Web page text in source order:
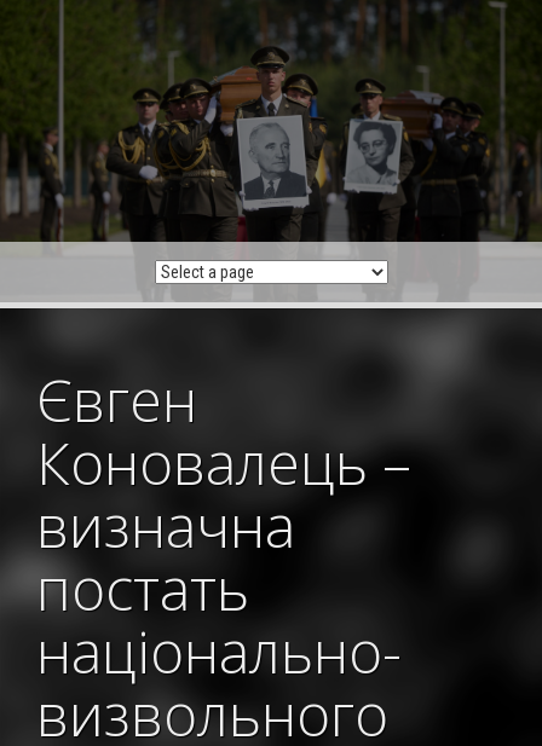
Євген
Коновалець –
визначна
постать
національно-
визвольного